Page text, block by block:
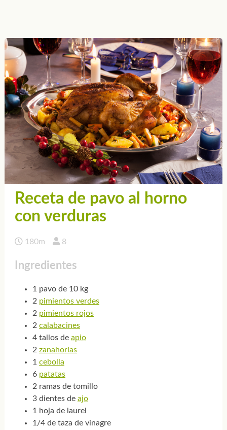
Receta de pavo al horno
con verduras
180m 8
Ingredientes
1 pavo de 10 kg
2 pimientos verdes
2 pimientos rojos
2 calabacines
4 tallos de apio
2 zanahorias
1 cebolla
6 patatas
2 ramas de tomillo
3 dientes de ajo
1 hoja de laurel
1/4 de taza de vinagre